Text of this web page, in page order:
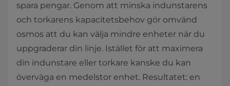
spara pengar. Genom att minska indunstarens
och torkarens kapacitetsbehov gör omvänd
osmos att du kan välja mindre enheter när du
uppgraderar din linje. Istället för att maximera
din indunstare eller torkare kanske du kan
överväga en medelstor enhet. Resultatet: en